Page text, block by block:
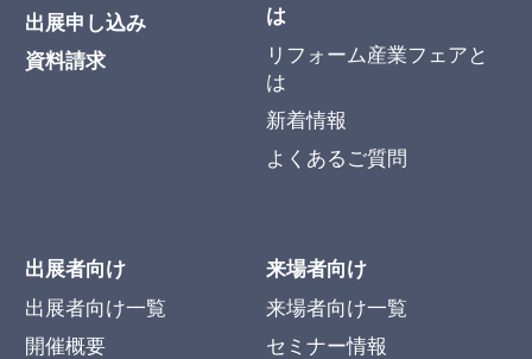
出展申し込み
資料請求
は
リフォーム産業フェアと
は
新着情報
よくあるご質問
出展者向け
出展者向け一覧
開催概要
来場者向け
来場者向け一覧
セミナー情報